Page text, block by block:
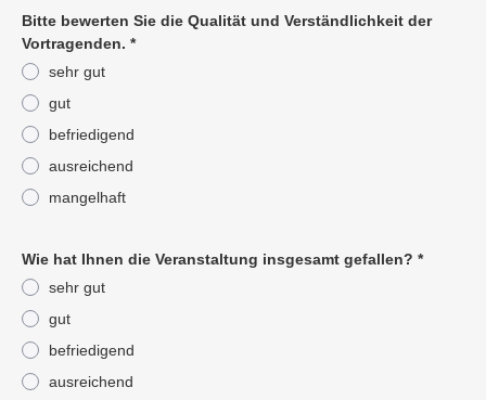
Bitte bewerten Sie die Qualität und Verständlichkeit der
Vortragenden. *
sehr gut
gut
befriedigend
ausreichend
mangelhaft
Wie hat Ihnen die Veranstaltung insgesamt gefallen? *
sehr gut
gut
befriedigend
ausreichend